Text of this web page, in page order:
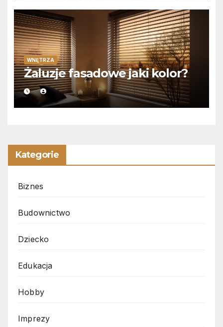
WNĘTRZA
Żaluzje fasadowe jaki kolor?
Kategorie
Biznes
Budownictwo
Dziecko
Edukacja
Hobby
Imprezy